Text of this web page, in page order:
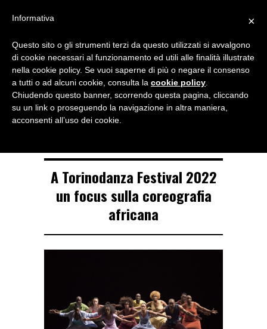
NOTIZIE DI DANZA IN ITALIA E ALL’ESTERO, PER DANZATORI,
TAG ARCHIVE
Salia Sanou
A Torinodanza Festival 2022
un focus sulla coreografia
africana
×
Informativa
Questo sito o gli strumenti terzi da questo utilizzati si avvalgono
di cookie necessari al funzionamento ed utili alle finalità illustrate
nella cookie policy. Se vuoi saperne di più o negare il consenso
a tutti o ad alcuni cookie, consulta la cookie policy
Chiudendo questo banner, scorrendo questa pagina, cliccando
su un link o proseguendo la navigazione in altra maniera,
acconsenti all’uso dei cookie.